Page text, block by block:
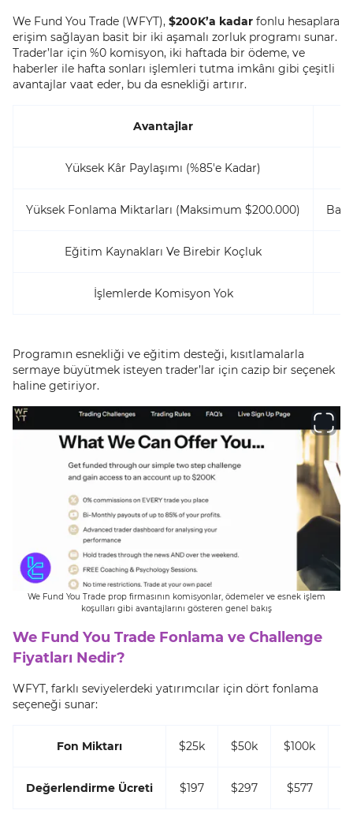
We Fund You Trade (WFYT), $200K’a kadar fonlu hesaplara
erişim sağlayan basit bir iki aşamalı zorluk programı sunar.
Trader’lar için %0 komisyon, iki haftada bir ödeme, ve
haberler ile hafta sonları işlemleri tutma imkânı gibi çeşitli
avantajlar vaat eder, bu da esnekliği artırır.
Avantajlar
Yüksek Kâr Paylaşımı (%85'e Kadar)
Yüksek Fonlama Miktarları (Maksimum $200.000)
Eğitim Kaynakları Ve Birebir Koçluk
İşlemlerde Komisyon Yok
Programın esnekliği ve eğitim desteği, kısıtlamalarla
sermaye büyütmek isteyen trader’lar için cazip bir seçenek
haline getiriyor.
We Fund You Trade prop firmasının komisyonlar, ödemeler ve esnek işlem
koşulları gibi avantajlarını gösteren genel bakış
We Fund You Trade Fonlama ve Challenge
Fiyatları Nedir?
WFYT, farklı seviyelerdeki yatırımcılar için dört fonlama
seçeneği sunar:
Fon Miktarı $25k $50k $100k
Değerlendirme Ücreti $197 $297 $577